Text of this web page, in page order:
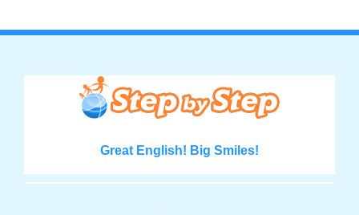
Great English! Big Smiles!